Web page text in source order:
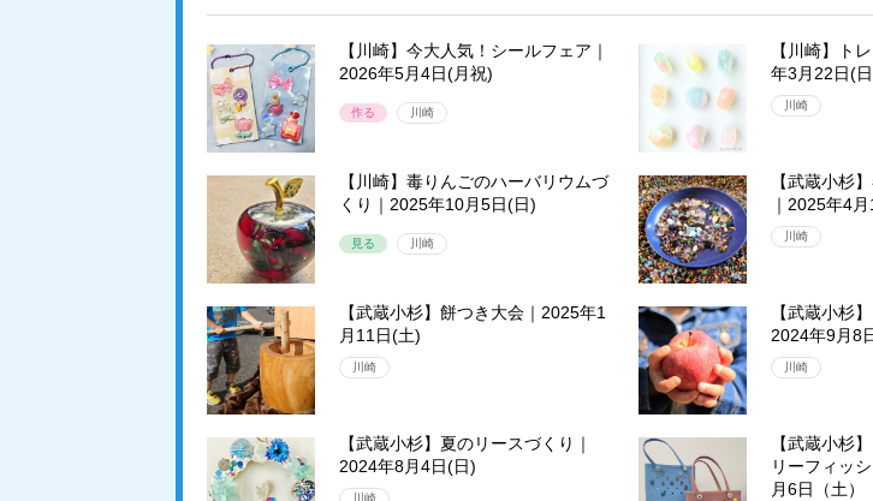
【川崎】今大人気！シールフェア｜
2026年5月4日(月祝)
作る 川崎
【川崎】ト
年3月22日(
川崎
【川崎】毒りんごのハーバリウムづ
くり｜2025年10月5日(日)
見る 川崎
【武蔵小杉
｜2025年4
川崎
【武蔵小杉】餅つき大会｜2025年1
月11日(土)
川崎
【武蔵小杉
2024年9月8
川崎
【武蔵小杉】夏のリースづくり｜
2024年8月4日(日)
川崎
【武蔵小杉
リーフィッ
月6日（土）